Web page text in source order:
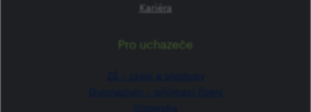
Kariéra
Pro uchazeče